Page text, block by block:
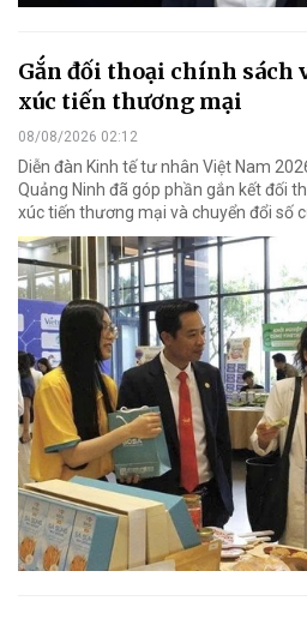
Gắn đối thoại chính sách
xúc tiến thương mại
08/08/2026 02:12
Diễn đàn Kinh tế tư nhân Việt Nam
Quảng Ninh đã góp phần gắn kết đối
xúc tiến thương mại và chuyển đổi số